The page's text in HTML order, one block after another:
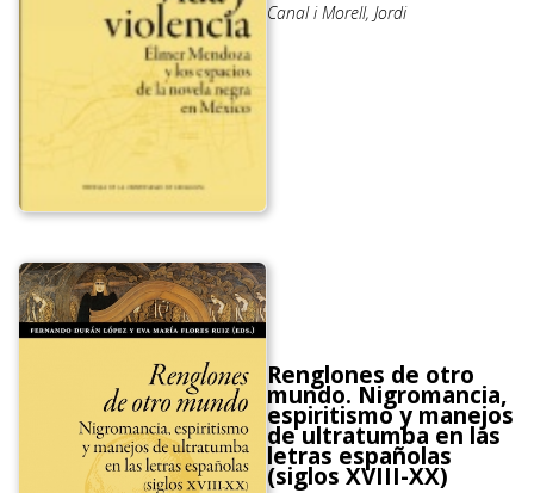
Canal i Morell, Jordi
Renglones de otro
mundo. Nigromancia,
espiritismo y manejos
de ultratumba en las
letras españolas
(siglos XVIII-XX)